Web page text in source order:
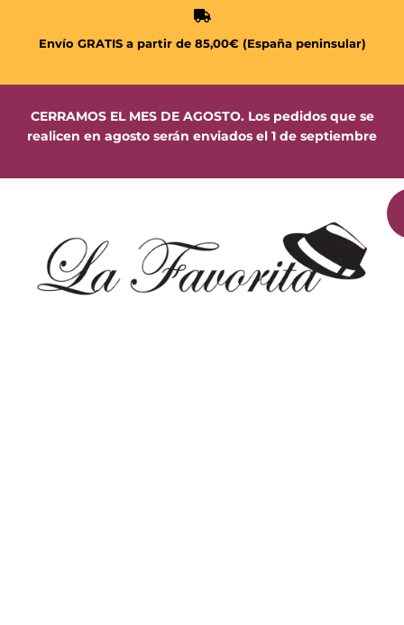
Envío GRATIS a partir de 85,00€ (España peninsular)
CERRAMOS EL MES DE AGOSTO. Los pedidos que se
realicen en agosto serán enviados el 1 de septiembre